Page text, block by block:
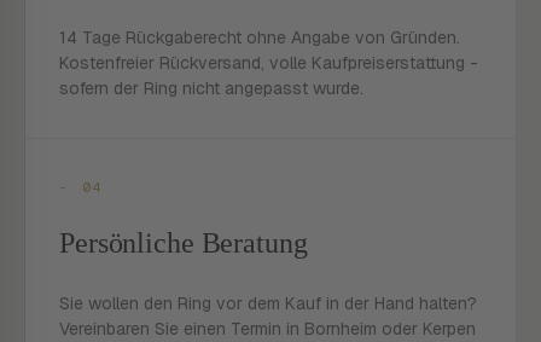
14 Tage Rückgaberecht ohne Angabe von Gründen.
Kostenfreier Rückversand, volle Kaufpreiserstattung -
sofern der Ring nicht angepasst wurde.
- 04
Persönliche Beratung
Sie wollen den Ring vor dem Kauf in der Hand halten?
Vereinbaren Sie einen Termin in Bornheim oder Kerpen